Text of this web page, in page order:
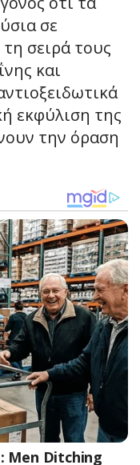
σε
σειρά τους
και
εκφύλιση της
την όραση